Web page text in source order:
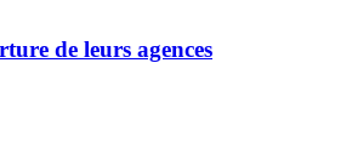
de leurs agences